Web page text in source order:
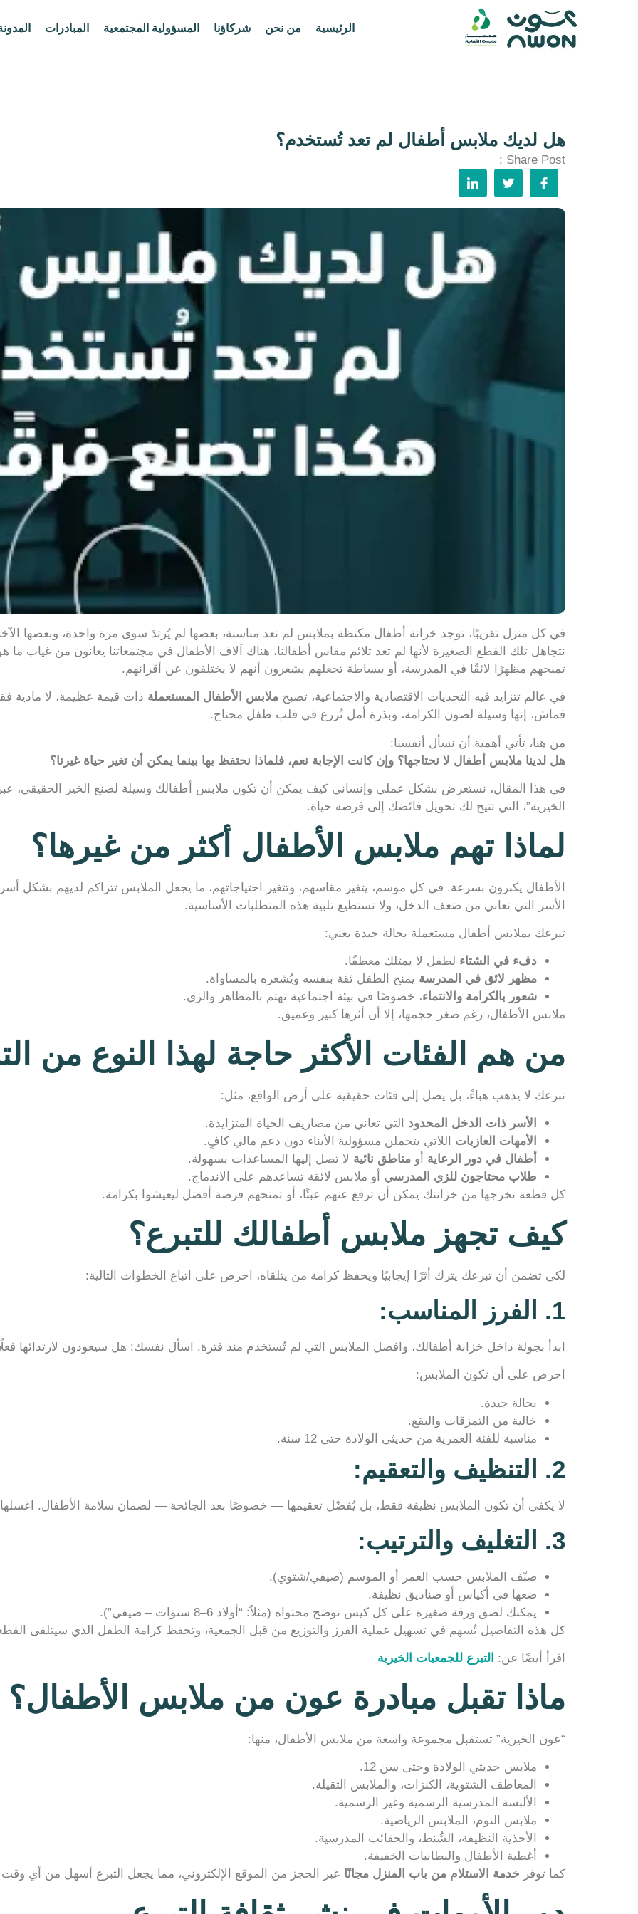
الرئيسية من نحن شركاؤنا المسؤولية المجتمعية المبادرات
هل لديك ملابس أطفال لم تعد تُستخدم؟
Share Post :
في كل منزل تقريبًا، توجد خزانة أطفال مكتظة بملابس لم تعد مناسبة، بعضها لم يُرتدَ سوى مرة واحدة، وبعضها
نتجاهل تلك القطع الصغيرة لأنها لم تعد تلائم مقاس أطفالنا، هناك آلاف الأطفال في مجتمعاتنا يعانون من
تمنحهم مظهرًا لائقًا في المدرسة، أو ببساطة تجعلهم يشعرون أنهم لا يختلفون عن أقرانهم.
في عالم تتزايد فيه التحديات الاقتصادية والاجتماعية، تصبح ملابس الأطفال المستعملة ذات قيمة عظيمة، لا مادية
قماش، إنها وسيلة لصون الكرامة، وبذرة أمل تُزرع في قلب طفل محتاج.
من هنا، تأتي أهمية أن نسأل أنفسنا:
هل لدينا ملابس أطفال لا نحتاجها؟ وإن كانت الإجابة نعم، فلماذا نحتفظ بها بينما يمكن أن تغير حياة غيرنا؟
في هذا المقال، نستعرض بشكل عملي وإنساني كيف يمكن أن تكون ملابس أطفالك وسيلة لصنع الخير الحقيقي، عبر
الخيرية”، التي تتيح لك تحويل فائضك إلى فرصة حياة.
لماذا تهم ملابس الأطفال أكثر من غيرها؟
الأطفال يكبرون بسرعة. في كل موسم، يتغير مقاسهم، وتتغير احتياجاتهم، ما يجعل الملابس تتراكم لديهم
الأسر التي تعاني من ضعف الدخل، ولا تستطيع تلبية هذه المتطلبات الأساسية.
تبرعك بملابس أطفال مستعملة بحالة جيدة يعني:
دفء في الشتاء لطفل لا يمتلك معطفًا.
مظهر لائق في المدرسة يمنح الطفل ثقة بنفسه ويُشعره بالمساواة.
شعور بالكرامة والانتماء، خصوصًا في بيئة اجتماعية تهتم بالمظاهر والزي.
ملابس الأطفال، رغم صغر حجمها، إلا أن أثرها كبير وعميق.
من هم الفئات الأكثر حاجة لهذا النوع من
تبرعك لا يذهب هباءً، بل يصل إلى فئات حقيقية على أرض الواقع، مثل:
الأسر ذات الدخل المحدود التي تعاني من مصاريف الحياة المتزايدة.
الأمهات العازبات اللاتي يتحملن مسؤولية الأبناء دون دعم مالي كافٍ.
أطفال في دور الرعاية أو مناطق نائية لا تصل إليها المساعدات بسهولة.
طلاب محتاجون للزي المدرسي أو ملابس لائقة تساعدهم على الاندماج.
كل قطعة تخرجها من خزانتك يمكن أن ترفع عنهم عبئًا، أو تمنحهم فرصة أفضل ليعيشوا بكرامة.
كيف تجهز ملابس أطفالك للتبرع؟
لكي تضمن أن تبرعك يترك أثرًا إيجابيًا ويحفظ كرامة من يتلقاه، احرص على اتباع الخطوات التالية:
1. الفرز المناسب:
ابدأ بجولة داخل خزانة أطفالك، وافصل الملابس التي لم تُستخدم منذ فترة. اسأل نفسك: هل سيعودون لارتدائها
احرص على أن تكون الملابس:
بحالة جيدة.
خالية من التمزقات والبقع.
مناسبة للفئة العمرية من حديثي الولادة حتى 12 سنة.
2. التنظيف والتعقيم:
لا يكفي أن تكون الملابس نظيفة فقط، بل يُفضّل تعقيمها — خصوصًا بعد الجائحة — لضمان سلامة الأطفال.
3. التغليف والترتيب:
صنّف الملابس حسب العمر أو الموسم (صيفي/شتوي).
ضعها في أكياس أو صناديق نظيفة.
يمكنك لصق ورقة صغيرة على كل كيس توضح محتواه (مثلاً: “أولاد 6–8 سنوات – صيفي”).
كل هذه التفاصيل تُسهم في تسهيل عملية الفرز والتوزيع من قبل الجمعية، وتحفظ كرامة الطفل الذي سيتلقى
اقرأ أيضًا عن: التبرع للجمعيات الخيرية
ماذا تقبل مبادرة عون من ملابس الأطفال؟
“عون الخيرية” تستقبل مجموعة واسعة من ملابس الأطفال، منها:
ملابس حديثي الولادة وحتى سن 12.
المعاطف الشتوية، الكنزات، والملابس الثقيلة.
الألبسة المدرسية الرسمية وغير الرسمية.
ملابس النوم، الملابس الرياضية.
الأحذية النظيفة، الشُنط، والحقائب المدرسية.
أغطية الأطفال والبطانيات الخفيفة.
كما توفر خدمة الاستلام من باب المنزل مجانًا عبر الحجز من الموقع الإلكتروني، مما يجعل التبرع أسهل من أي